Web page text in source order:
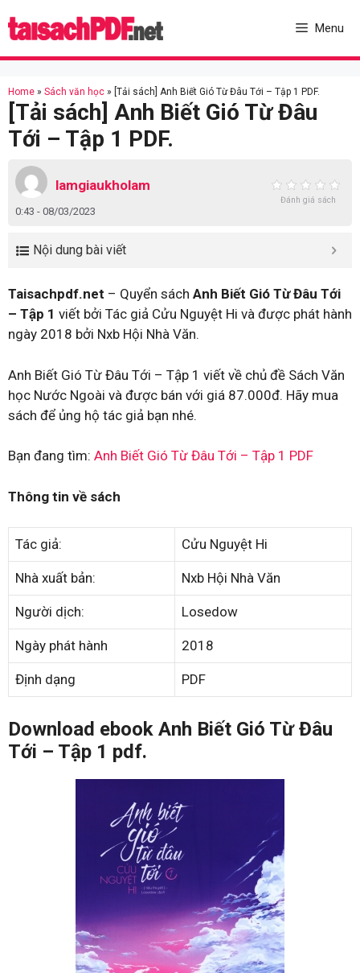
to
Menu
Home » Sách văn học » [Tải sách] Anh Biết Gió Từ Đâu Tới – Tập 1 PDF.
[Tải sách] Anh Biết Gió Từ Đâu
Tới – Tập 1 PDF.
lamgiaukholam
0:43 - 08/03/2023
Đánh giá sách
Nội dung bài viết
Taisachpdf.net – Quyển sách Anh Biết Gió Từ Đâu Tới
– Tập 1 viết bởi Tác giả Cửu Nguyệt Hi và được phát hành
ngày 2018 bởi Nxb Hội Nhà Văn.
Anh Biết Gió Từ Đâu Tới – Tập 1 viết về chủ đề Sách Văn
học Nước Ngoài và được bán với giá 87.000đ. Hãy mua
sách để ủng hộ tác giả bạn nhé.
Bạn đang tìm: Anh Biết Gió Từ Đâu Tới – Tập 1 PDF
Thông tin về sách
Tác giả: Cửu Nguyệt Hi
Nhà xuất bản: Nxb Hội Nhà Văn
Người dịch: Losedow
Ngày phát hành 2018
Định dạng PDF
Download ebook Anh Biết Gió Từ Đâu
Tới – Tập 1 pdf.